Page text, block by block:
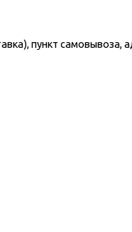
пункт самовывоза,